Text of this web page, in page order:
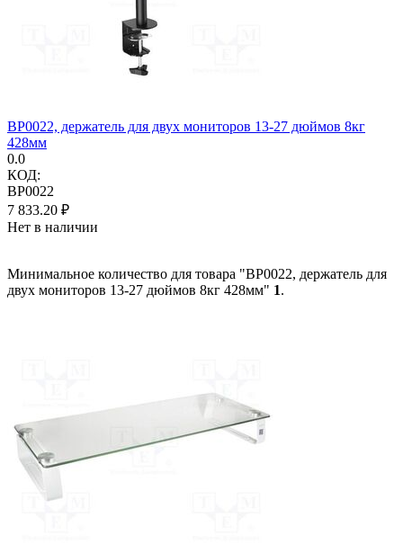
BP0022, держатель для двух мониторов 13-27 дюймов 8кг
428мм
0.0
КОД:
BP0022
7 833.20 ₽
Нет в наличии
Минимальное количество для товара "BP0022, держатель для
двух мониторов 13-27 дюймов 8кг 428мм" 1.